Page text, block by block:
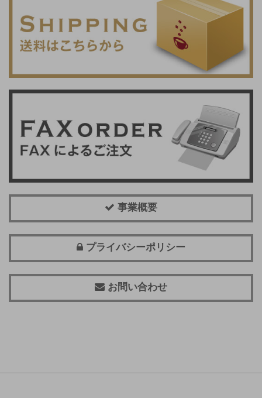
事業概要
プライバシーポリシー
お問い合わせ